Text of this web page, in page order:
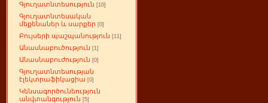
Գյուղատնտեսություն [10]
Գյուղատնտեսական
մեքենաներ և սարքեր [0]
Բույսերի պաշպանություն [11]
Անասնաբուծություն [1]
Անասնաբուժություն [0]
Գյուղատնտեսության
էլեկտրաֆիկացիա [0]
Կենսագործունեություն
անվտանգություն [5]